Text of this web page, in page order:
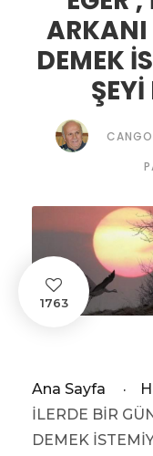
ARKANI
DEMEK
1763
Ana Sayfa ·
İLERDE BİR
DEMEK